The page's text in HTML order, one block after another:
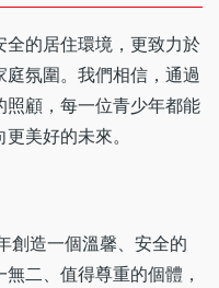
全的居住環境，更致力於
氛圍。我們相信，通過
照顧，每一位青少年都能
美好的未來。
創造一個溫馨、安全的
二、值得尊重的個體，